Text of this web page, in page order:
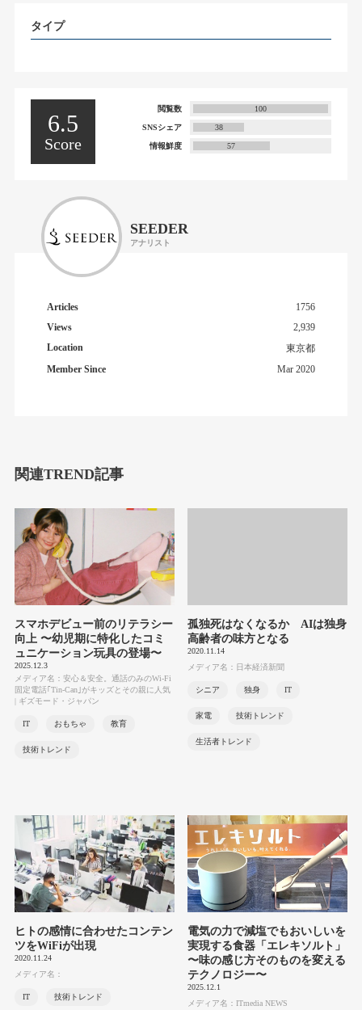
タイプ
6.5
Score
閲覧数 100
SNSシェア 38
情報鮮度 57
SEEDER
アナリスト
Articles
1756
Views
2,939
Location
東京都
Member Since
Mar 2020
関連TREND記事
スマホデビュー前のリテラシー
向上 〜幼児期に特化したコミ
ュニケーション玩具の登場〜
2025.12.3
メディア名：安心＆安全。通話のみのWi-Fi
固定電話｢Tin-Can｣がキッズとその親に人気
| ギズモード・ジャパン
IT おもちゃ 教育
技術トレンド
孤独死はなくなるか AIは独身
高齢者の味方となる
2020.11.14
メディア名：日本経済新聞
シニア 独身 IT
家電 技術トレンド
生活者トレンド
ヒトの感情に合わせたコンテン
ツをWiFiが出現
2020.11.24
メディア名：
IT 技術トレンド
電気の力で減塩でもおいしいを
実現する食器「エレキソルト」
〜味の感じ方そのものを変える
テクノロジー〜
2025.12.1
メディア名：ITmedia NEWS